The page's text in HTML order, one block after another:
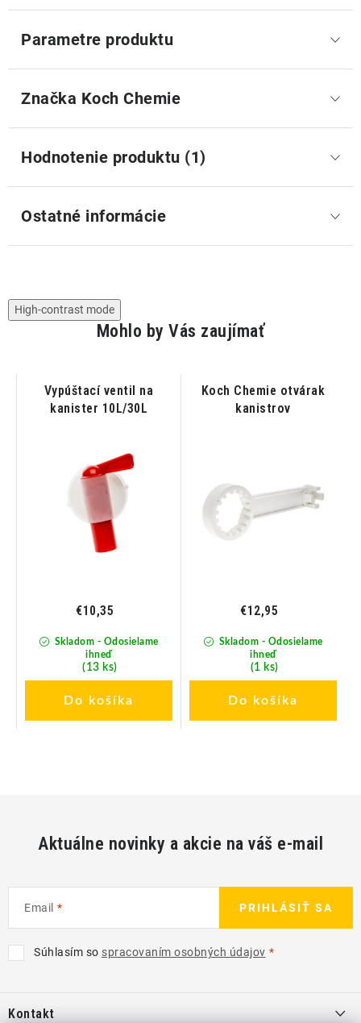
Parametre produktu
Značka Koch Chemie
Hodnotenie produktu (1)
Ostatné informácie
High-contrast mode
Mohlo by Vás zaujímať
Vypúštací ventil na
kanister 10L/30L
Skladom - Odosielame
ihneď
(13 ks)
€10,35
Do košíka
Koch Chemie otvárak
kanistrov
Skladom - Odosielame
ihneď
(1 ks)
€12,95
Do košíka
Aktuálne novinky a akcie na váš e-mail
Email
Súhlasím so spracovaním osobných údajov
PRIHLÁSIŤ SA
Kontakt